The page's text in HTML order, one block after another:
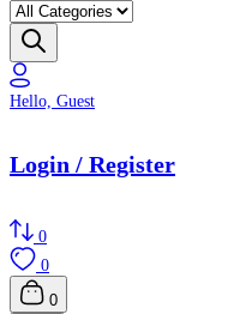
Hello, Guest
Login / Register
0
0
0